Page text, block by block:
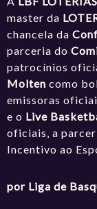
master da
chancela da
parceria do
patrocínios
Molten como
emissoras
e o Live
oficiais, a
Incentivo ao
por Liga de